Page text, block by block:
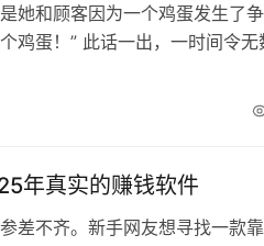
她和顾客因为一个鸡蛋发生了争
鸡蛋！” 此话一出，一时间令无
年真实的赚钱软件
差不齐。新手网友想寻找一款